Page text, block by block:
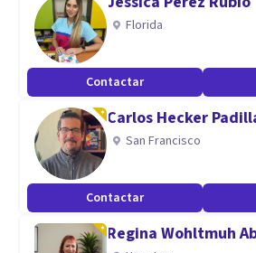
Florida
Contactar
Carlos Hecker
San Francisco
Contactar
Regina Wohltmuh